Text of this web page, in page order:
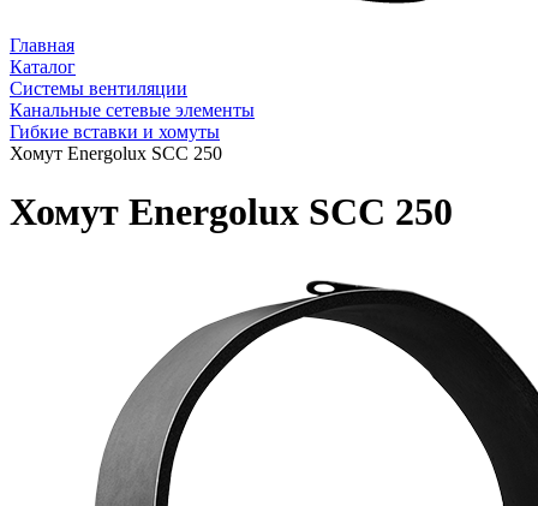
Главная
Каталог
Системы вентиляции
Канальные сетевые элементы
Гибкие вставки и хомуты
Хомут Energolux SCC 250
Хомут Energolux SCC 250